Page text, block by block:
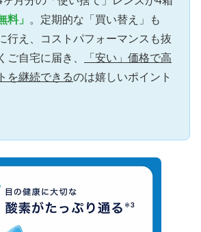
料」
。定期的な「買い替え」も
行え、コストパフォーマンスも抜
ご自宅に届き、
「安い」価格で高
を継続できるのは嬉しいポイント